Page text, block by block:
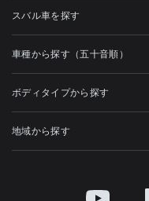
スバル車を探す
車種から探す（五十音順）
ボディタイプから探す
地域から探す